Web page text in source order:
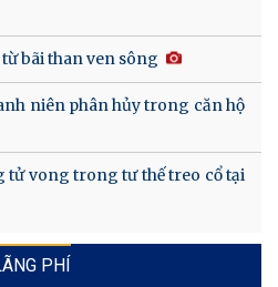
bãi than ven sông
niên phân hủy trong căn hộ
tử vong trong tư thế treo cổ tại
PHÍ